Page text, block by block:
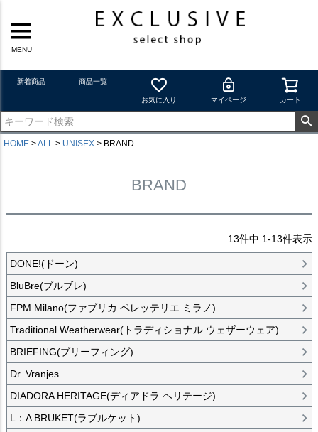
MENU
新着商品 商品一覧
お気に入り マイページ カート
HOME ALL UNISEX BRAND
BRAND
13件中 1-13件表示
DONE!(ドーン)
BluBre(ブルブレ)
FPM Milano(ファブリカ ペレッテリエ ミラノ)
Traditional Weatherwear(トラディショナル ウェザーウェア)
BRIEFING(ブリーフィング)
Dr. Vranjes
DIADORA HERITAGE(ディアドラ ヘリテージ)
L：A BRUKET(ラブルケット)